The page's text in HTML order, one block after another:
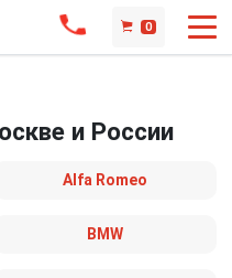
0
и России
Alfa Romeo
BMW